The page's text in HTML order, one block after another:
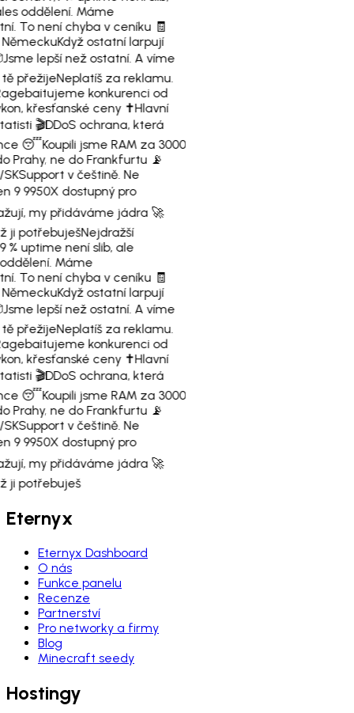
oddělení. Máme
To není chyba v ceníku 🧾
Když ostatní larpují
Jsme lepší než ostatní. A víme
přežijeNeplatíš za reklamu.
konkurenci od
křesťanské ceny ✝️Hlavní
🎬DDoS ochrana, která
😴Koupili jsme RAM za 3000
Prahy, ne do Frankfurtu 📡
Support v češtině. Ne
9 9950X dostupný pro
my přidáváme jádra 🚀
ji potřebuješNejdražší
% uptime není slib, ale
Máme
To není chyba v ceníku 🧾
Když ostatní larpují
Jsme lepší než ostatní. A víme
přežijeNeplatíš za reklamu.
konkurenci od
křesťanské ceny ✝️Hlavní
🎬DDoS ochrana, která
😴Koupili jsme RAM za 3000
Prahy, ne do Frankfurtu 📡
Support v češtině. Ne
9 9950X dostupný pro
my přidáváme jádra 🚀
ji potřebuješ
Eternyx
Eternyx Dashboard
O nás
Funkce panelu
Recenze
Partnerství
Pro networky a firmy
Blog
Minecraft seedy
Hostingy